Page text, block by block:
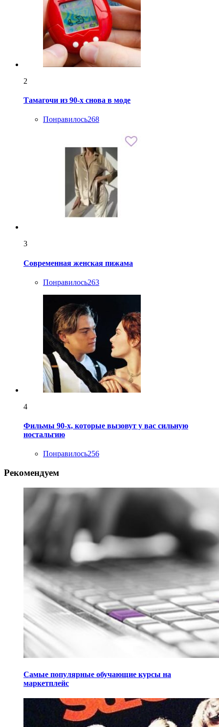
2
Тамагочи из 90-х снова в моде
Понравилось268
3
Современная женская пижама
Понравилось263
4
Фильмы 90-х, которые вызовут у вас сильную
ностальгию
Понравилось256
Рекомендуем
Самые популярные обучающие курсы на
маркетплейс